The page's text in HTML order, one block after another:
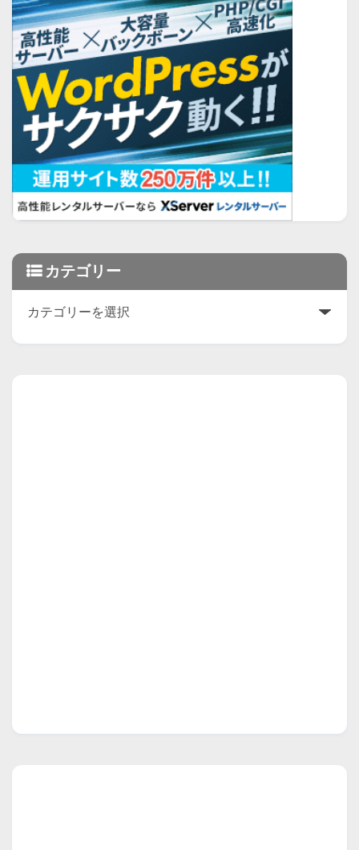
カテゴリー